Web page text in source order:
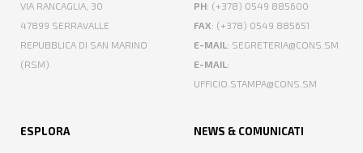
VIA RANCAGLIA, 30
47899 SERRAVALLE
REPUBBLICA DI SAN MARINO
(RSM)
PH: (+378) 0549 885600
FAX: (+378) 0549 885651
E-MAIL: SEGRETERIA@CONS.SM
E-MAIL:
UFFICIO.STAMPA@CONS.SM
ESPLORA NEWS & COMUNICATI